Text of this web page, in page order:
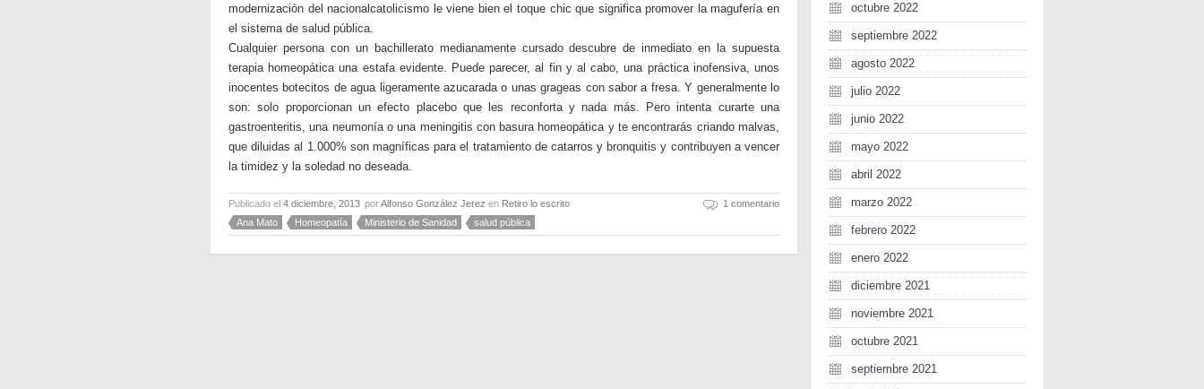
modernización del nacionalcatolicismo le viene bien el toque chic que significa promover la magufería en
el sistema de salud pública.
Cualquier persona con un bachillerato medianamente cursado descubre de inmediato en la supuesta
terapia homeopática una estafa evidente. Puede parecer, al fin y al cabo, una práctica inofensiva, unos
inocentes botecitos de agua ligeramente azucarada o unas grageas con sabor a fresa. Y generalmente lo
son: solo proporcionan un efecto placebo que les reconforta y nada más. Pero intenta curarte una
gastroenteritis, una neumonía o una meningitis con basura homeopática y te encontrarás criando malvas,
que diluidas al 1.000% son magníficas para el tratamiento de catarros y bronquitis y contribuyen a vencer
la timidez y la soledad no deseada.
Publicado el 4 diciembre, 2013 porAlfonso González Jerez en Retiro lo escrito
1 comentario
Ana Mato
Homeopatía Ministerio de Sanidad salud pública
octubre 2022
septiembre 2022
agosto 2022
julio 2022
junio 2022
mayo 2022
abril 2022
marzo 2022
febrero 2022
enero 2022
diciembre 2021
noviembre 2021
octubre 2021
septiembre 2021